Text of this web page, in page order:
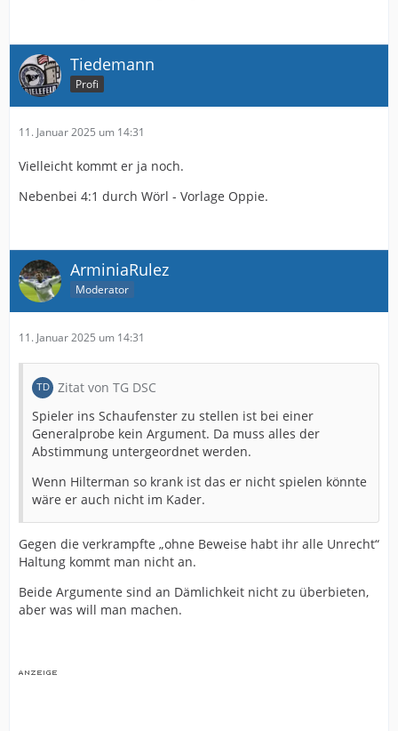
Tiedemann
Profi
11. Januar 2025 um 14:31
Vielleicht kommt er ja noch.
Nebenbei 4:1 durch Wörl - Vorlage Oppie.
ArminiaRulez
Moderator
11. Januar 2025 um 14:31
Zitat von TG DSC
Spieler ins Schaufenster zu stellen ist bei einer
Generalprobe kein Argument. Da muss alles der
Abstimmung untergeordnet werden.
Wenn Hilterman so krank ist das er nicht spielen könnte
wäre er auch nicht im Kader.
Gegen die verkrampfte „ohne Beweise habt ihr alle Unrecht“
Haltung kommt man nicht an.
Beide Argumente sind an Dämlichkeit nicht zu überbieten,
aber was will man machen.